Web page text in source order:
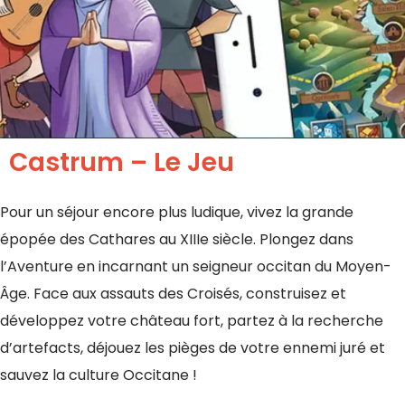
Castrum – Le Jeu
Pour un séjour encore plus ludique, vivez la grande
épopée des Cathares au XIIIe siècle. Plongez dans
l’Aventure en incarnant un seigneur occitan du Moyen-
Âge. Face aux assauts des Croisés, construisez et
développez votre château fort, partez à la recherche
d’artefacts, déjouez les pièges de votre ennemi juré et
sauvez la culture Occitane !